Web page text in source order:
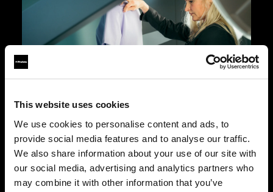
This website uses cookies
We use cookies to personalise content and ads, to
provide social media features and to analyse our traffic.
We also share information about your use of our site with
our social media, advertising and analytics partners who
may combine it with other information that you’ve
マネキンを使用した写真
Profoto StyleShoots Vertical は、統一された無背
景の写真をスピーディーかつ簡単に撮影できま
す。自由な演出を求めるブランドなら、カスタマ